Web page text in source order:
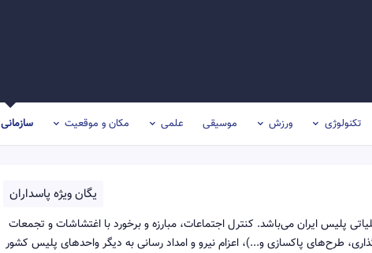
تکنولوژی ورزش موسیقی علمی مکان و موقعیت سازمانی
یگان ویژه پاسداران
پلیس ایران می‌باشد. کنترل اجتماعات، مبارزه و برخورد با اغتشاشات و تجمعات
طرح‌های پاکسازی و...)، اعزام نیرو و امداد رسانی به دیگر واحدهای پلیس کشور